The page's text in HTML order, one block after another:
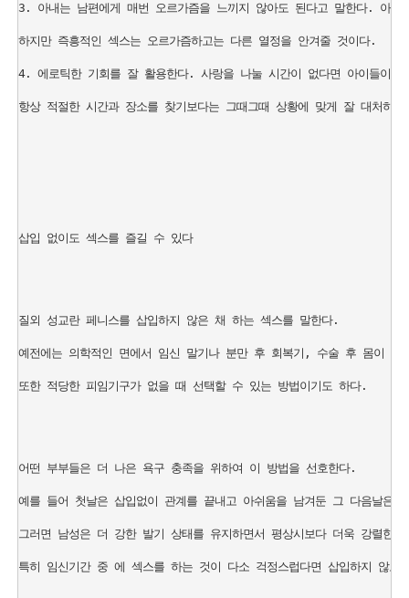
3. 아내는 남편에게 매번 오르가즘을 느끼지 않아도 된다고 말한다. 아
하지만 즉흥적인 섹스는 오르가즘하고는 다른 열정을 안겨줄 것이다.
4. 에로틱한 기회를 잘 활용한다. 사랑을 나눌 시간이 없다면 아이들이
항상 적절한 시간과 장소를 찾기보다는 그때그때 상황에 맞게 잘 대처하
삽입 없이도 섹스를 즐길 수 있다
질외 성교란 페니스를 삽입하지 않은 채 하는 섹스를 말한다.
예전에는 의학적인 면에서 임신 말기나 분만 후 회복기, 수술 후 몸이
또한 적당한 피임기구가 없을 때 선택할 수 있는 방법이기도 하다.
어떤 부부들은 더 나은 욕구 충족을 위하여 이 방법을 선호한다.
예를 들어 첫날은 삽입없이 관계를 끝내고 아쉬움을 남겨둔 그 다음날은
그러면 남성은 더 강한 발기 상태를 유지하면서 평상시보다 더욱 강렬한
특히 임신기간 중 에 섹스를 하는 것이 다소 걱정스럽다면 삽입하지 않고